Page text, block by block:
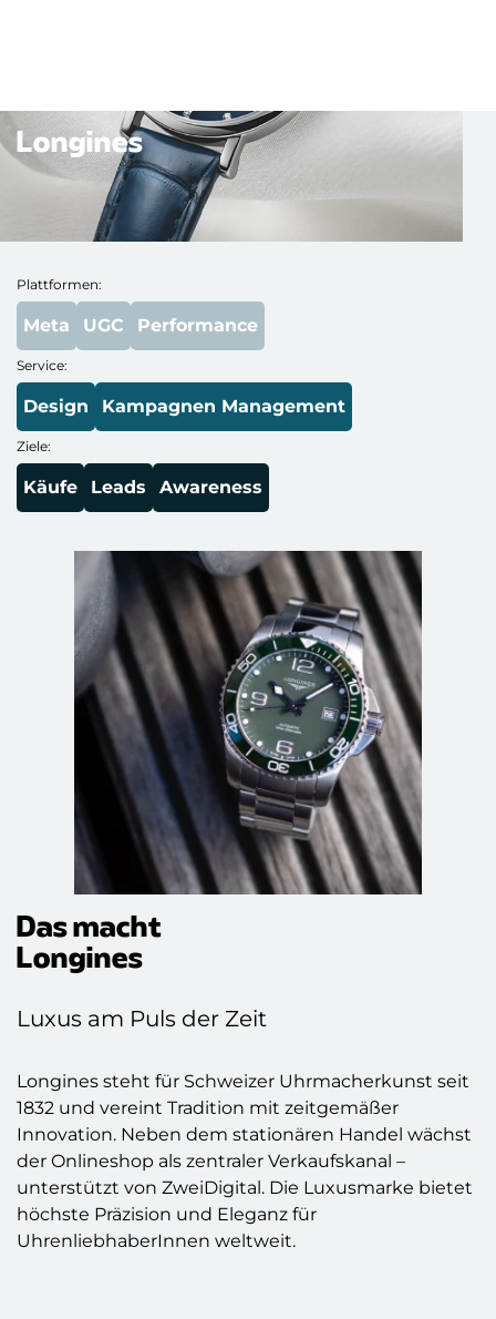
Longines
Plattformen:
Meta UGC Performance
Service:
Design Kampagnen Management
Ziele:
Käufe Leads Awareness
Das macht
Longines
Luxus am Puls der Zeit
Longines steht für Schweizer Uhrmacherkunst seit
1832 und vereint Tradition mit zeitgemäßer
Innovation. Neben dem stationären Handel wächst
der Onlineshop als zentraler Verkaufskanal –
unterstützt von ZweiDigital. Die Luxusmarke bietet
höchste Präzision und Eleganz für
UhrenliebhaberInnen weltweit.